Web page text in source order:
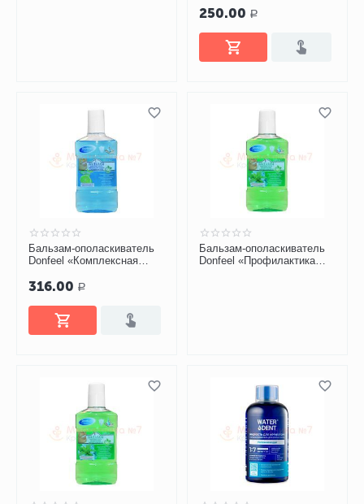
уход» 250 мл
250.00 Р
Бальзам-ополаскиватель
Donfeel «Комплексная
уход» 500 мл
316.00 Р
Бальзам-ополаскиватель
Donfeel «Профилактика